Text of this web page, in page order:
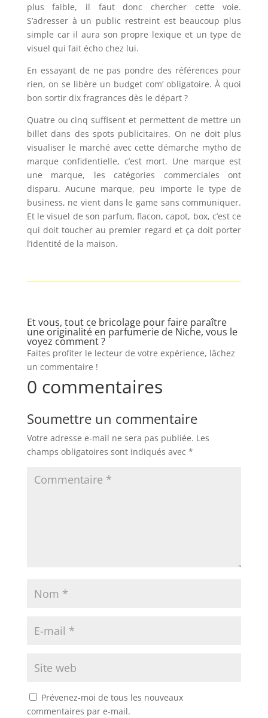
plus faible, il faut donc chercher cette voie.
S’adresser à un public restreint est beaucoup plus
simple car il aura son propre lexique et un type de
visuel qui fait écho chez lui.
En essayant de ne pas pondre des références pour
rien, on se libère un budget com’ obligatoire. À quoi
bon sortir dix fragrances dès le départ ?
Quatre ou cinq suffisent et permettent de mettre un
billet dans des spots publicitaires. On ne doit plus
visualiser le marché avec cette démarche mytho de
marque confidentielle, c’est mort. Une marque est
une marque, les catégories commerciales ont
disparu. Aucune marque, peu importe le type de
business, ne vient dans le game sans communiquer.
Et le visuel de son parfum, flacon, capot, box, c’est ce
qui doit toucher au premier regard et ça doit porter
l’identité de la maison.
Et vous, tout ce bricolage pour faire paraître
une originalité en parfumerie de Niche, vous le
voyez comment ?
Faites profiter le lecteur de votre expérience, lâchez
un commentaire !
0 commentaires
Soumettre un commentaire
Votre adresse e-mail ne sera pas publiée. Les
champs obligatoires sont indiqués avec *
Prévenez-moi de tous les nouveaux
commentaires par e-mail.